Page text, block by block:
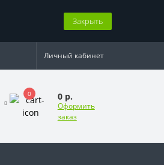
Закрыть
Личный кабинет
0 0 р.
Оформить
заказ